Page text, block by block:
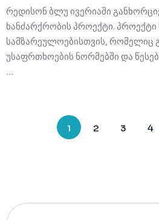
რედისონ ბლუ ივერიაში
ხანძარქრობის პროექტი.
სამზარეულოებისთვის, რომელიც
უსაფრთხოების ნორმებში და
…
1 2 3 4